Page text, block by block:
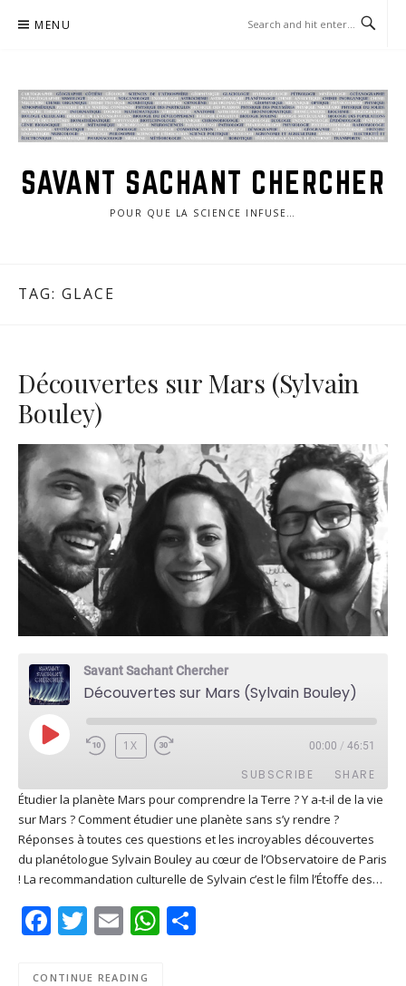
MENU
SAVANT SACHANT CHERCHER
POUR QUE LA SCIENCE INFUSE…
TAG: GLACE
Découvertes sur Mars (Sylvain
Bouley)
Savant Sachant Chercher
Découvertes sur Mars (Sylvain Bouley)
PLAY
EPISODE
1X 00:00 / 46:51
SUBSCRIBE SHARE
Apple Podcasts Deezer
Google Play PocketCasts
Podcast Addict RSS
Spotify
RSS FEED
SHARE
LINK
Étudier la planète Mars pour comprendre la Terre ? Y a-t-il de la vie
sur Mars ? Comment étudier une planète sans s’y rendre ?
Réponses à toutes ces questions et les incroyables découvertes
du planétologue Sylvain Bouley au cœur de l’Observatoire de Paris
! La recommandation culturelle de Sylvain c’est le film l’Étoffe des…
Facebook
Twitter
EmailWhatsApp
CONTINUE READING